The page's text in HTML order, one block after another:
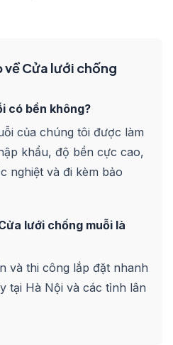
về Cửa lưới chống
có bền không?
của chúng tôi được làm
khẩu, độ bền cực cao,
nghiệt và đi kèm bảo
lưới chống muỗi là
và thi công lắp đặt nhanh
tại Hà Nội và các tỉnh lân